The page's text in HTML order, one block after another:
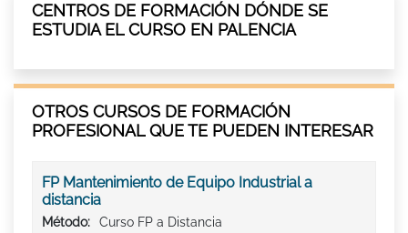
CENTROS DE FORMACIÓN DÓNDE SE
ESTUDIA EL CURSO EN PALENCIA
OTROS CURSOS DE FORMACIÓN
PROFESIONAL QUE TE PUEDEN INTERESAR
FP Mantenimiento de Equipo Industrial a
distancia
Método:
Curso FP a Distancia